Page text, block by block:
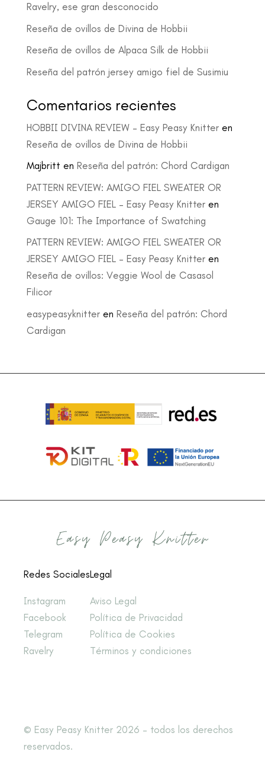
Ravelry, ese gran desconocido
Reseña de ovillos de Divina de Hobbii
Reseña de ovillos de Alpaca Silk de Hobbii
Reseña del patrón jersey amigo fiel de Susimiu
Comentarios recientes
HOBBII DIVINA REVIEW – Easy Peasy Knitteren
Reseña de ovillos de Divina de Hobbii
Majbritt en Reseña del patrón: Chord Cardigan
PATTERN REVIEW: AMIGO FIEL SWEATER OR
JERSEY AMIGO FIEL – Easy Peasy Knitteren
Gauge 101: The Importance of Swatching
PATTERN REVIEW: AMIGO FIEL SWEATER OR
JERSEY AMIGO FIEL – Easy Peasy Knitteren
Reseña de ovillos: Veggie Wool de Casasol
Filicor
easypeasyknitteren Reseña del patrón: Chord
Cardigan
Redes Sociales
Instagram
Facebook
Telegram
Ravelry
Legal
Aviso Legal
Política de Privacidad
Política de Cookies
Términos y condiciones
© Easy Peasy Knitter 2026 – todos los derechos
reservados.